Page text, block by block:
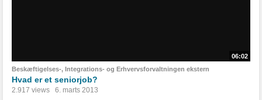
06:02
Beskæftigelses-, Integrations- og Erhvervsforvaltningen ekstern
Hvad er et seniorjob?
2.917 views 6. marts 2013